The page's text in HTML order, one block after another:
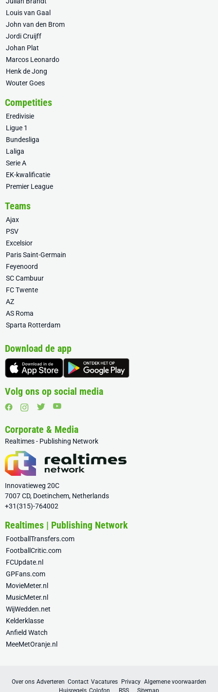
Louis van Gaal
John van den Brom
Jordi Cruijff
Johan Plat
Marcos Leonardo
Henk de Jong
Wouter Goes
Competities
Eredivisie
Ligue 1
Bundesliga
Laliga
Serie A
EK-kwalificatie
Premier League
Teams
Ajax
PSV
Excelsior
Paris Saint-Germain
Feyenoord
SC Cambuur
FC Twente
AZ
AS Roma
Sparta Rotterdam
Download de app
Volg ons op social media
Corporate & Media
Realtimes - Publishing Network
Innovatieweg 20C
7007 CD, Doetinchem, Netherlands
+31(315)-764002
Realtimes | Publishing Network
FootballTransfers.com
FootballCritic.com
FCUpdate.nl
GPFans.com
MovieMeter.nl
MusicMeter.nl
WijWedden.net
Kelderklasse
Anfield Watch
MeeMetOranje.nl
Over ons Adverteren Contact Vacatures Privacy Algemene voorwaarden
Huisregels Colofon RSS Sitemap